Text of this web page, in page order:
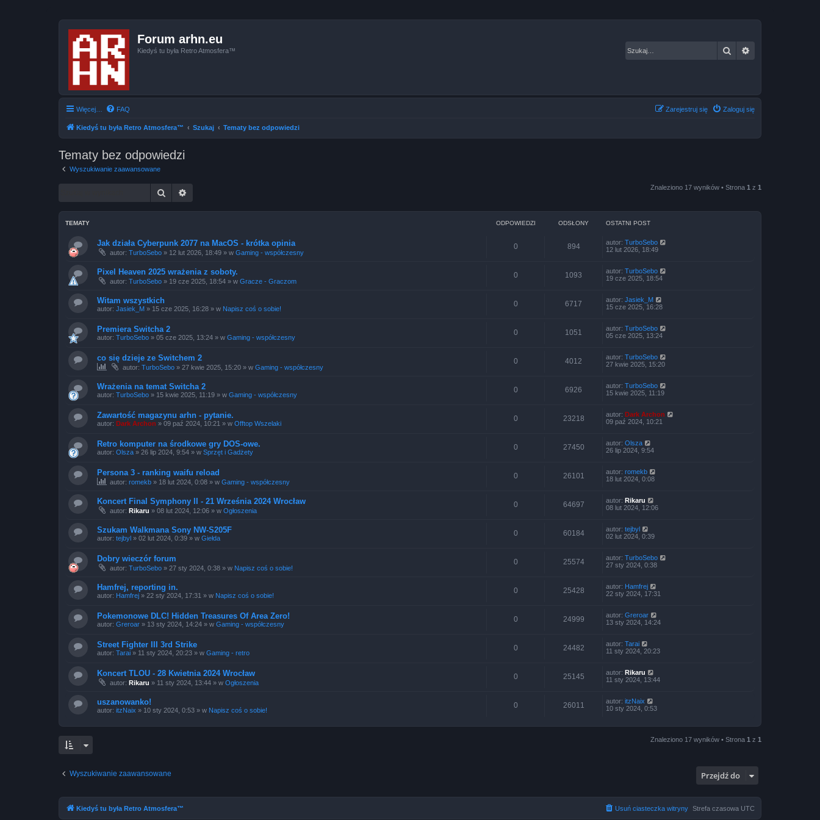
Forum arhn.eu
Kiedyś tu była Retro Atmosfera™ Szukaj
Więcej… FAQ Zaloguj się
Zarejestruj się
Kiedyś tu była Retro Atmosfera™ Szukaj Tematy bez odpowiedzi
Tematy bez odpowiedzi
Wyszukiwanie zaawansowane
Szukaj Znaleziono 17 wyników • Strona 1 z 1
TEMATY ODPOWIEDZI ODSŁONY OSTATNI POST
Jak działa Cyberpunk 2077 na MacOS - krótka opinia
autor: TurboSebo » 12 lut 2026, 18:49 » w Gaming - współczesny
0 894 autor: TurboSebo
12 lut 2026, 18:49
Pixel Heaven 2025 wrażenia z soboty.
autor: TurboSebo » 19 cze 2025, 18:54 » w Gracze - Graczom
0 1093 autor: TurboSebo
19 cze 2025, 18:54
Witam wszystkich
autor: Jasiek_M » 15 cze 2025, 16:28 » w Napisz coś o sobie!
0 6717 autor: Jasiek_M
15 cze 2025, 16:28
Premiera Switcha 2
autor: TurboSebo » 05 cze 2025, 13:24 » w Gaming - współczesny
0 1051 autor: TurboSebo
05 cze 2025, 13:24
co się dzieje ze Switchem 2
autor: TurboSebo » 27 kwie 2025, 15:20 » w Gaming - współczesny
0 4012 autor: TurboSebo
27 kwie 2025, 15:20
Wrażenia na temat Switcha 2
autor: TurboSebo » 15 kwie 2025, 11:19 » w Gaming - współczesny
0 6926 autor: TurboSebo
15 kwie 2025, 11:19
Zawartość magazynu arhn - pytanie.
autor: Dark Archon » 09 paź 2024, 10:21 » w Offtop Wszelaki
0 23218 autor: Dark Archon
09 paź 2024, 10:21
Retro komputer na środkowe gry DOS-owe.
autor: Olsza » 26 lip 2024, 9:54 » w Sprzęt i Gadżety
0 27450 autor: Olsza
26 lip 2024, 9:54
Persona 3 - ranking waifu reload
autor: romekb » 18 lut 2024, 0:08 » w Gaming - współczesny
0 26101 autor: romekb
18 lut 2024, 0:08
Koncert Final Symphony II - 21 Września 2024 Wrocław
autor: Rikaru » 08 lut 2024, 12:06 » w Ogłoszenia
0 64697 autor: Rikaru
08 lut 2024, 12:06
Szukam Walkmana Sony NW-S205F
autor: tejbyl » 02 lut 2024, 0:39 » w Giełda
0 60184 autor: tejbyl
02 lut 2024, 0:39
Dobry wieczór forum
autor: TurboSebo » 27 sty 2024, 0:38 » w Napisz coś o sobie!
0 25574 autor: TurboSebo
27 sty 2024, 0:38
Hamfrej, reporting in.
autor: Hamfrej » 22 sty 2024, 17:31 » w Napisz coś o sobie!
0 25428 autor: Hamfrej
22 sty 2024, 17:31
Pokemonowe DLC! Hidden Treasures Of Area Zero!
autor: Greroar » 13 sty 2024, 14:24 » w Gaming - współczesny
0 24999 autor: Greroar
13 sty 2024, 14:24
Street Fighter III 3rd Strike
autor: Tarai » 11 sty 2024, 20:23 » w Gaming - retro
0 24482 autor: Tarai
11 sty 2024, 20:23
Koncert TLOU - 28 Kwietnia 2024 Wrocław
autor: Rikaru » 11 sty 2024, 13:44 » w Ogłoszenia
0 25145 autor: Rikaru
11 sty 2024, 13:44
uszanowanko!
autor: itzNaix » 10 sty 2024, 0:53 » w Napisz coś o sobie!
0 26011 autor: itzNaix
10 sty 2024, 0:53
Znaleziono 17 wyników • Strona 1 z 1
Wyszukiwanie zaawansowane Przejdź do
Kiedyś tu była Retro Atmosfera™ Strefa czasowa UTC
Usuń ciasteczka witryny